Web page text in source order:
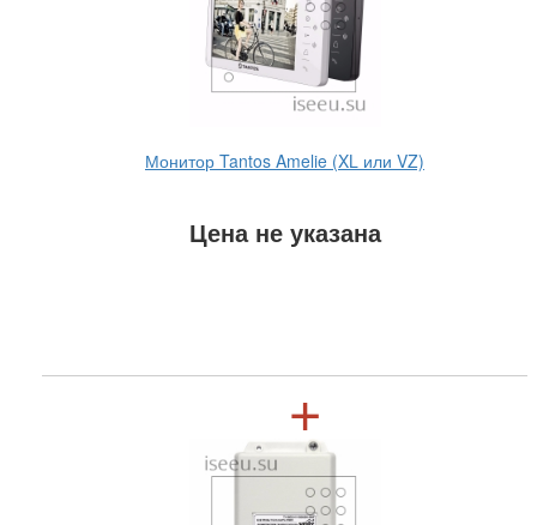
Монитор Tantos Amelie (XL или VZ)
Цена не указана